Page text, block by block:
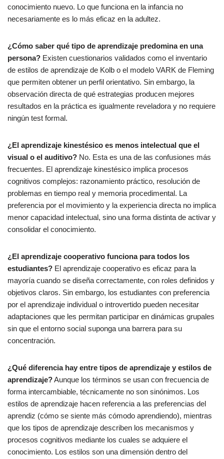
conocimiento nuevo. Lo que funciona en la infancia no
necesariamente es lo más eficaz en la adultez.
¿Cómo saber qué tipo de aprendizaje predomina en una
persona? Existen cuestionarios validados como el inventario
de estilos de aprendizaje de Kolb o el modelo VARK de Fleming
que permiten obtener un perfil orientativo. Sin embargo, la
observación directa de qué estrategias producen mejores
resultados en la práctica es igualmente reveladora y no requiere
ningún test formal.
¿El aprendizaje kinestésico es menos intelectual que el
visual o el auditivo? No. Esta es una de las confusiones más
frecuentes. El aprendizaje kinestésico implica procesos
cognitivos complejos: razonamiento práctico, resolución de
problemas en tiempo real y memoria procedimental. La
preferencia por el movimiento y la experiencia directa no implica
menor capacidad intelectual, sino una forma distinta de activar y
consolidar el conocimiento.
¿El aprendizaje cooperativo funciona para todos los
estudiantes? El aprendizaje cooperativo es eficaz para la
mayoría cuando se diseña correctamente, con roles definidos y
objetivos claros. Sin embargo, los estudiantes con preferencia
por el aprendizaje individual o introvertido pueden necesitar
adaptaciones que les permitan participar en dinámicas grupales
sin que el entorno social suponga una barrera para su
concentración.
¿Qué diferencia hay entre tipos de aprendizaje y estilos de
aprendizaje?Aunque los términos se usan con frecuencia de
forma intercambiable, técnicamente no son sinónimos. Los
estilos de aprendizaje hacen referencia a las preferencias del
aprendiz (cómo se siente más cómodo aprendiendo), mientras
que los tipos de aprendizaje describen los mecanismos y
procesos cognitivos mediante los cuales se adquiere el
conocimiento. Los estilos son una dimensión dentro del